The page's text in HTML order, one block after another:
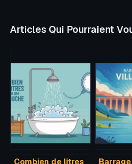
Articles Qui Pourraient
Combien de litres